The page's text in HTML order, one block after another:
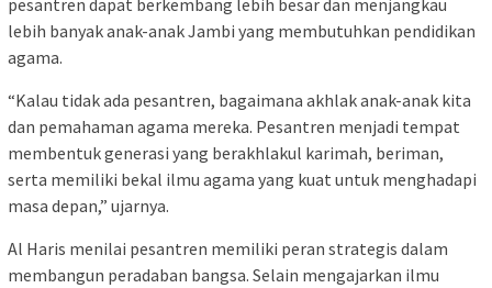
pesantren dapat berkembang lebih besar dan menjangkau
lebih banyak anak-anak Jambi yang membutuhkan pendidikan
agama.
“Kalau tidak ada pesantren, bagaimana akhlak anak-anak kita
dan pemahaman agama mereka. Pesantren menjadi tempat
membentuk generasi yang berakhlakul karimah, beriman,
serta memiliki bekal ilmu agama yang kuat untuk menghadapi
masa depan,” ujarnya.
Al Haris menilai pesantren memiliki peran strategis dalam
membangun peradaban bangsa. Selain mengajarkan ilmu